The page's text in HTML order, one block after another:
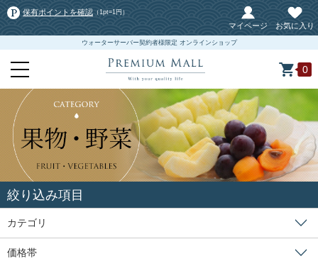
保有ポイントを確認 （1pt=1円）
マイページ お気に入り
ウォーターサーバー契約者様限定 オンラインショップ
0
絞り込み項目
カテゴリ
価格帯